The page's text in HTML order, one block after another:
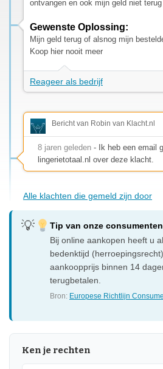
ontvangen en ook mijn geld niet terug
Gewenste Oplossing:
Mijn geld terug of alsnog mijn
Koop hier nooit meer
Reageer als bedrijf
Bericht van Robin van Klacht.nl
8 jaren geleden - Ik heb een email
lingerietotaal.nl over deze klacht.
Alle klachten die gemeld zijn door
Tip van onze
Bij online aankopen heeft u
bedenktijd
aankoopprijs binnen 14
terugbetalen.
Bron: Europese Richtlijn
Ken je rechten